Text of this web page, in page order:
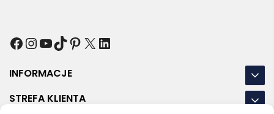
Facebook
Instagram
YouTube
TikTok
Pinterest
X LinkedIn
INFORMACJE
STREFA KLIENTA